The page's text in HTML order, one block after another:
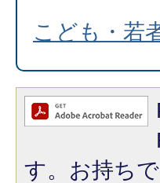
こども・若
す。お持ち